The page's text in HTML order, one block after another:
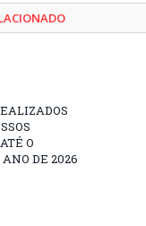
O
DE 2026